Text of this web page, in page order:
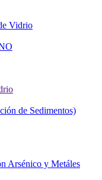
Vidrio
de Sedimentos)
Arsénico y Metáles